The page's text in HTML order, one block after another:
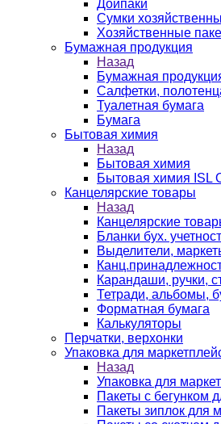
Дойпаки
Сумки
Хозяйственные
Бумажная продукция
Назад
Бумажная
Салфетки,
Туалетная бумага
Бумага
Бытовая химия
Назад
Бытовая химия
Бытовая химия ISL
Канцелярские товары
Назад
Канцелярские
Бланки бух.
Выделители,
Карандаши, ручки,
Тетради, альбомы,
Форматная бумага
Калькуляторы
Перчатки, верхонки
Упаковка для
Назад
Упаковка для
Пакеты с бегунком
Пакеты зиплок для